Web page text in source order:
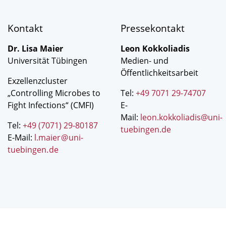
Kontakt
Dr. Lisa Maier
Universität Tübingen
Exzellenzcluster
„Controlling Microbes to
Fight Infections“ (CMFI)
Tel: +49 (7071) 29-80187
E-Mail: l.maier@uni-
tuebingen.de
Pressekontakt
Leon Kokkoliadis
Medien- und
Öffentlichkeitsarbeit
Tel: +49 7071 29-74707
E-
Mail: leon.kokkoliadis@uni-
tuebingen.de